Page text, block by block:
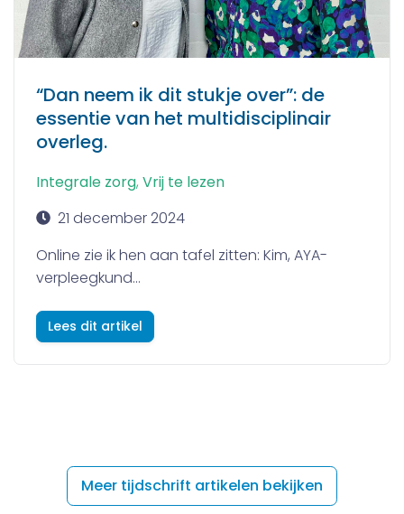
“Dan neem ik dit stukje over”: de
essentie van het multidisciplinair
overleg.
Integrale zorg, Vrij te lezen
21 december 2024
Online zie ik hen aan tafel zitten: Kim, AYA-
verpleegkund...
Lees dit artikel
Meer tijdschrift artikelen bekijken